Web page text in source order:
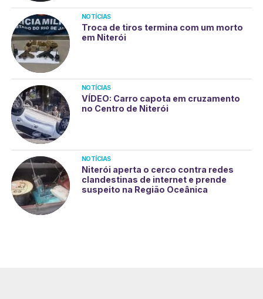
NOTÍCIAS
Troca de tiros termina com um morto
em Niterói
NOTÍCIAS
VÍDEO: Carro capota em cruzamento
no Centro de Niterói
NOTÍCIAS
Niterói aperta o cerco contra redes
clandestinas de internet e prende
suspeito na Região Oceânica